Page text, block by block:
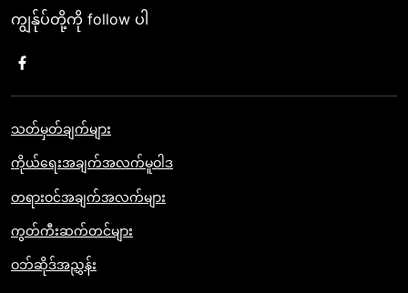
ကျွန်ုပ်တို့ကို follow ပါ
သတ်မှတ်ချက်များ
ကိုယ်ရေးအချက်အလက်မူဝါဒ
တရားဝင်အချက်အလက်များ
ကွတ်ကီးဆက်တင်များ
ဝဘ်ဆိုဒ်အညွှန်း